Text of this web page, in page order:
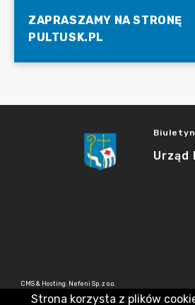
ZAPRASZAMY NA STRONĘ
PULTUSK.PL
Urząd
CMS & Hosting: Nefeni Sp. z o.o.
Strona korzysta z plików